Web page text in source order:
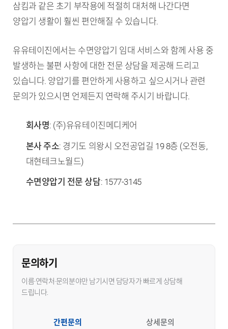
삼킴과 같은 초기 부작용에 적절히 대처해 나간다면
양압기 생활이 훨씬 편안해질 수 있습니다.
유유테이진에서는 수면양압기 임대 서비스와 함께 사용 중
발생하는 불편 사항에 대한 전문 상담을 제공해 드리고
있습니다. 양압기를 편안하게 사용하고 싶으시거나 관련
문의가 있으시면 언제든지 연락해 주시기 바랍니다.
회사명: (주)유유테이진메디케어
본사 주소: 경기도 의왕시 오전공업길 19 8층 (오전동,
대현테크노월드)
수면양압기 전문 상담: 1577-3145
문의하기
이름·연락처·문의분야만 남기시면 담당자가 빠르게 상담해
드립니다.
간편문의 상세문의